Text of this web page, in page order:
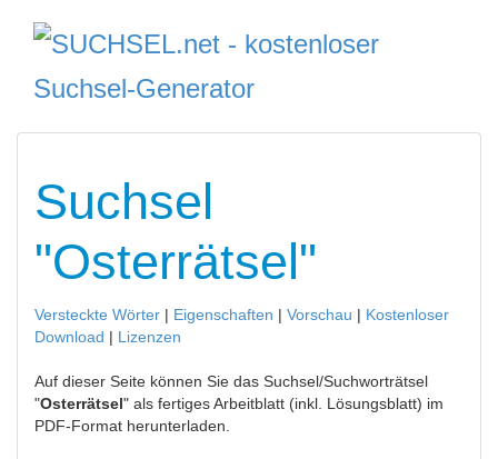
Suchsel
"Osterrätsel"
Versteckte Wörter | Eigenschaften | Vorschau | Kostenloser
Download | Lizenzen
Auf dieser Seite können Sie das Suchsel/Suchworträtsel
"Osterrätsel" als fertiges Arbeitblatt (inkl. Lösungsblatt) im
PDF-Format herunterladen.